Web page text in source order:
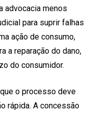
advocacia menos
para suprir falhas
ação de consumo,
a reparação do dano,
do consumidor.
o processo deve
rápida. A concessão